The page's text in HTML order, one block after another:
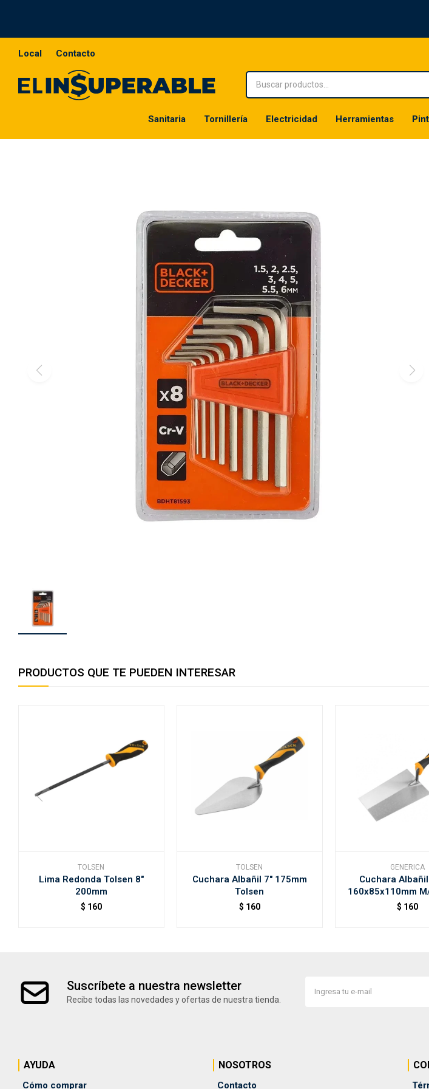
Sanitaria Tornillería Electricidad Herramientas
Local Contacto
PRODUCTOS QUE TE PUEDEN INTERESAR
TOLSEN
Lima Redonda Tolsen 8"
200mm
$ 160
TOLSEN
Cuchara Albañil 7" 175mm
Tolsen
$ 160
GENERICA
Cuchara
160x85x110mm
$ 160
Suscríbete a nuestra newsletter
Recibe todas las novedades y ofertas de nuestra tienda.
AYUDA
Cómo comprar
NOSOTROS
Contacto